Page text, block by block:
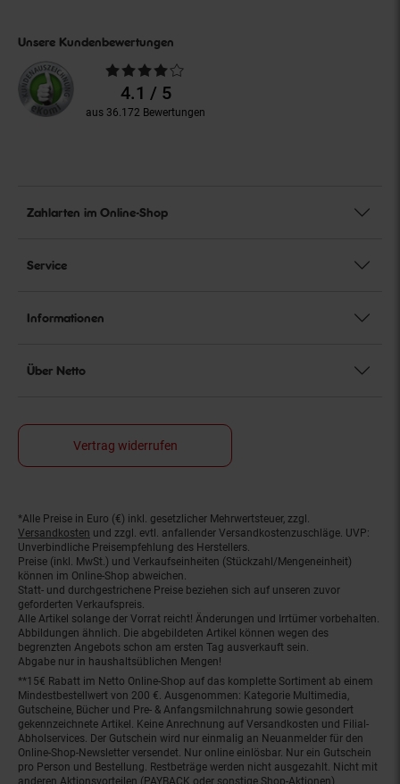
Unsere Kundenbewertungen
Durchschnittliche
Bewertungen4.1 / 5
aus 36.172 Bewertungen
Zahlarten im Online-Shop
Service
Informationen
Über Netto
Vertrag widerrufen
Fußnoten
*Alle Preise in Euro (€) inkl. gesetzlicher Mehrwertsteuer, zzgl.
Versandkosten und zzgl. evtl. anfallender Versandkostenzuschläge. UVP:
Unverbindliche Preisempfehlung des Herstellers.
Preise (inkl. MwSt.) und Verkaufseinheiten (Stückzahl/Mengeneinheit)
können im Online-Shop abweichen.
Statt- und durchgestrichene Preise beziehen sich auf unseren zuvor
geforderten Verkaufspreis.
Alle Artikel solange der Vorrat reicht! Änderungen und Irrtümer vorbehalten.
Abbildungen ähnlich. Die abgebildeten Artikel können wegen des
begrenzten Angebots schon am ersten Tag ausverkauft sein.
Abgabe nur in haushaltsüblichen Mengen!
**15€ Rabatt im Netto Online-Shop auf das komplette Sortiment ab einem
Mindestbestellwert von 200 €. Ausgenommen: Kategorie Multimedia,
Gutscheine, Bücher und Pre- & Anfangsmilchnahrung sowie gesondert
gekennzeichnete Artikel. Keine Anrechnung auf Versandkosten und Filial-
Abholservices. Der Gutschein wird nur einmalig an Neuanmelder für den
Online-Shop-Newsletter versendet. Nur online einlösbar. Nur ein Gutschein
pro Person und Bestellung. Restbeträge werden nicht ausgezahlt. Nicht mit
anderen Aktionsvorteilen (PAYBACK oder sonstige Shop-Aktionen)